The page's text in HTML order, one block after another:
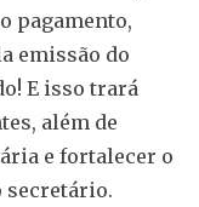
pagamento,
emissão do
E isso trará
além de
e fortalecer o
secretário.